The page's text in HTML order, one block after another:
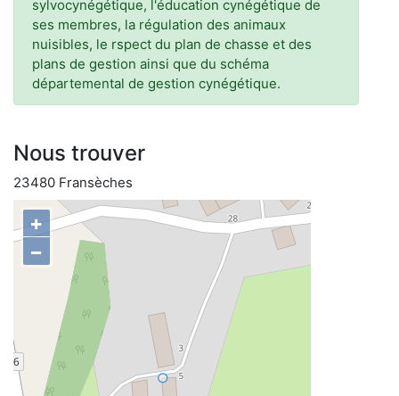
sylvocynégétique, l'éducation cynégétique de
ses membres, la régulation des animaux
nuisibles, le rspect du plan de chasse et des
plans de gestion ainsi que du schéma
départemental de gestion cynégétique.
Nous trouver
23480 Fransèches
+
−